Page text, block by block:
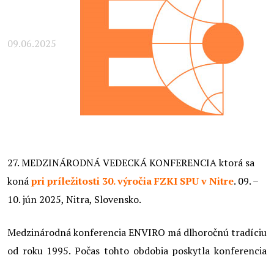
09.06.2025
27. MEDZINÁRODNÁ VEDECKÁ KONFERENCIA ktorá sa
konápri príležitosti 30. výročia FZKI SPU v Nitre. 09. –
10. jún 2025, Nitra, Slovensko.
Medzinárodná konferencia ENVIRO má dlhoročnú tradíciu
od roku 1995. Počas tohto obdobia poskytla konferencia